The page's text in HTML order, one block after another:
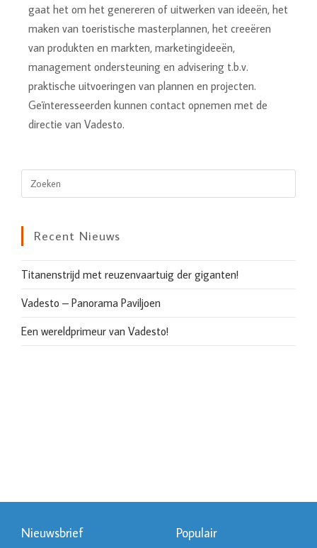
gaat het om het genereren of uitwerken van ideeën, het
maken van toeristische masterplannen, het creeëren
van produkten en markten, marketingideeën,
management ondersteuning en advisering t.b.v.
praktische uitvoeringen van plannen en projecten.
Geïnteresseerden kunnen contact opnemen met de
directie van Vadesto.
Recent Nieuws
Titanenstrijd met reuzenvaartuig der giganten!
Vadesto – Panorama Paviljoen
Een wereldprimeur van Vadesto!
Nieuwsbrief Populair